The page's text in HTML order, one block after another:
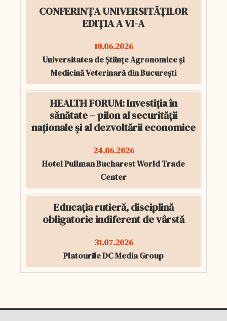
CONFERINȚA UNIVERSITĂȚILOR
EDIȚIA A VI-A
10.06.2026
Universitatea de Științe Agronomice și
Medicină Veterinară din București
HEALTH FORUM: Investiția în
sănătate – pilon al securității
naționale și al dezvoltării economice
24.06.2026
Hotel Pullman Bucharest World Trade
Center
Educația rutieră, disciplină
obligatorie indiferent de vârstă
31.07.2026
Platourile DC Media Group